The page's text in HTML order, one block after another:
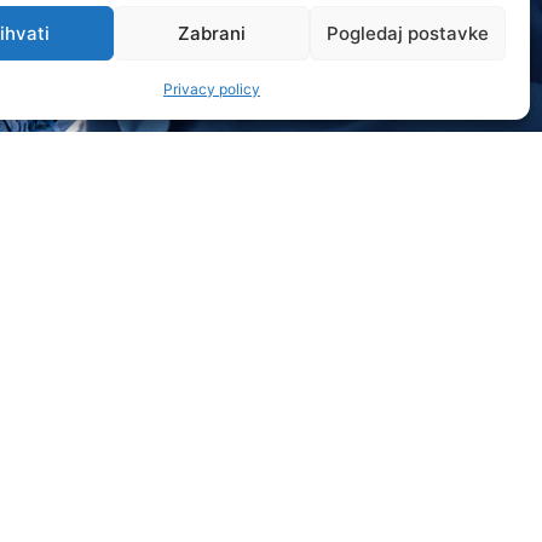
Zabrani Pogledaj postavke
Privacy policy